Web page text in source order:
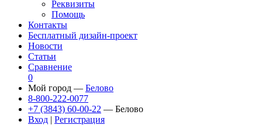
Реквизиты
Помощь
Контакты
Бесплатный дизайн-проект
Новости
Статьи
Сравнение
0
Мой город — Белово
8-800-222-0077
+7 (3843) 60-00-22 — Белово
Вход | Регистрация